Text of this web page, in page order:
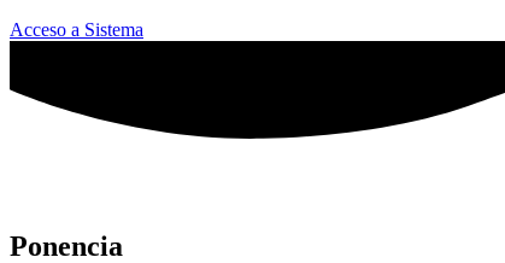
Acceso a Sistema
Ponencia